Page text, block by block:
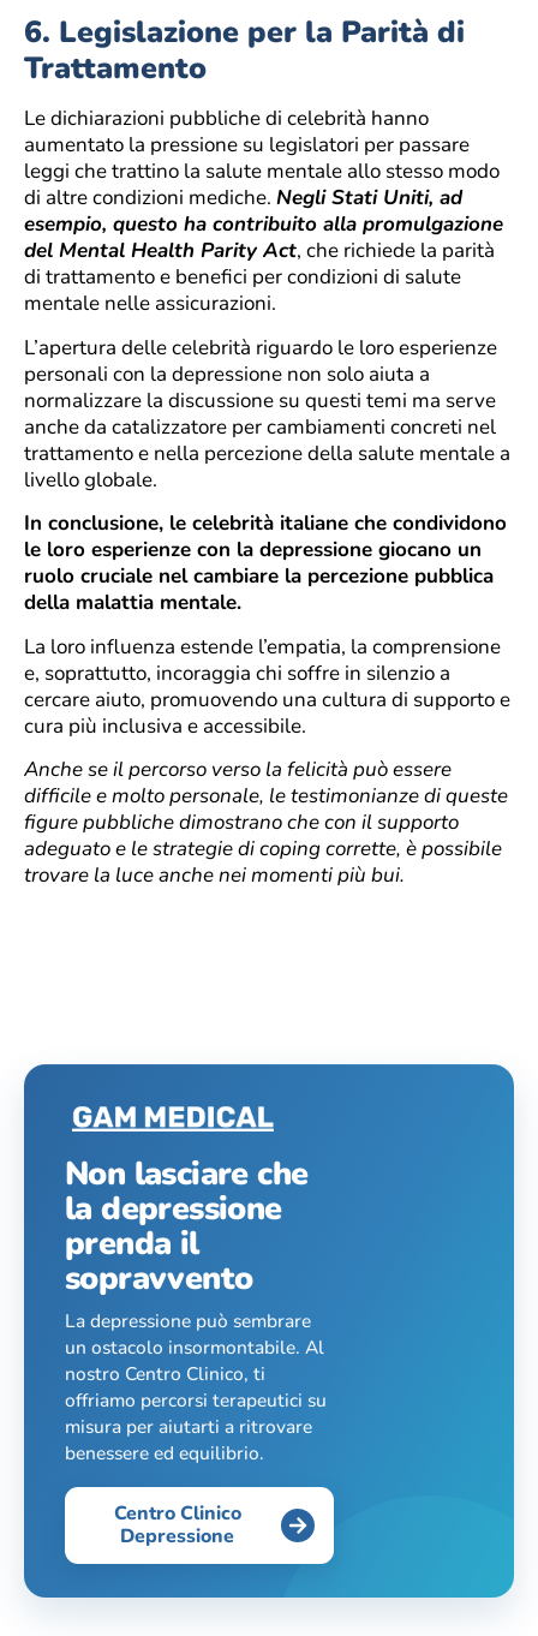
6. Legislazione per la Parità di
Trattamento
Le dichiarazioni pubbliche di celebrità hanno
aumentato la pressione su legislatori per passare
leggi che trattino la salute mentale allo stesso modo
di altre condizioni mediche. Negli Stati Uniti, ad
esempio, questo ha contribuito alla promulgazione
del Mental Health Parity Act, che richiede la parità
di trattamento e benefici per condizioni di salute
mentale nelle assicurazioni.
L’apertura delle celebrità riguardo le loro esperienze
personali con la depressione non solo aiuta a
normalizzare la discussione su questi temi ma serve
anche da catalizzatore per cambiamenti concreti nel
trattamento e nella percezione della salute mentale a
livello globale.
In conclusione, le celebrità italiane che condividono
le loro esperienze con la depressione giocano un
ruolo cruciale nel cambiare la percezione pubblica
della malattia mentale.
La loro influenza estende l’empatia, la comprensione
e, soprattutto, incoraggia chi soffre in silenzio a
cercare aiuto, promuovendo una cultura di supporto e
cura più inclusiva e accessibile.
Anche se il percorso verso la felicità può essere
difficile e molto personale, le testimonianze di queste
figure pubbliche dimostrano che con il supporto
adeguato e le strategie di coping corrette, è possibile
trovare la luce anche nei momenti più bui.
Non lasciare che
la depressione
prenda il
sopravvento
La depressione può sembrare
un ostacolo insormontabile. Al
nostro Centro Clinico, ti
offriamo percorsi terapeutici su
misura per aiutarti a ritrovare
benessere ed equilibrio.
Centro Clinico
Depressione